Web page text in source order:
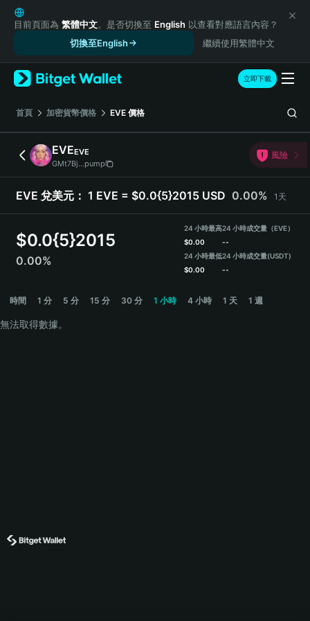
English
日本語
Русский
Español (Latinoamérica)
Türkçe
Italiano
Deutsch
简体中文
繁體中文
Português (Portugal)
हिन्दी
Español (Argentina)
目前頁面為 繁體中文。是否切換至 English 以查看對應語言內容？
切換至English
繼續使用繁體中文
立即下載
首頁 加密貨幣價格 EVE 價格
EVEEVE
GMt7Bj...pump
風險
EVE 兌美元： 1 EVE = $0.0{5}2015 USD 0.00% 1天
$0.0{5}2015
0.00%
24 小時最高
$0.00
24 小時最低
$0.00
24 小時成交量（EVE）
--
24 小時成交量(USDT)
--
時間 1 分 5 分 15 分 30 分 1 小時 4 小時 1 天 1 週
無法取得數據。